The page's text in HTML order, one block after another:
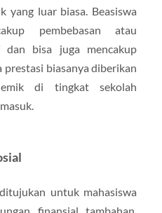
yang luar biasa. Beasiswa
pembebasan atau
dan bisa juga mencakup
biasanya diberikan
di tingkat sekolah
untuk mahasiswa